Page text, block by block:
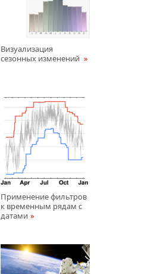
Визуализация
сезонных изменений
Применение фильтров
к временным рядам с
датами